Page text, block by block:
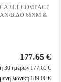
ΣΕΤ COMPACT
ΒΙΔΟ 65ΝM &
177.65 €
30 ημερών 177.65 €
λιανική 189.00 €